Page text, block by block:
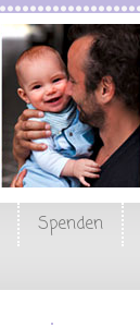
Spenden